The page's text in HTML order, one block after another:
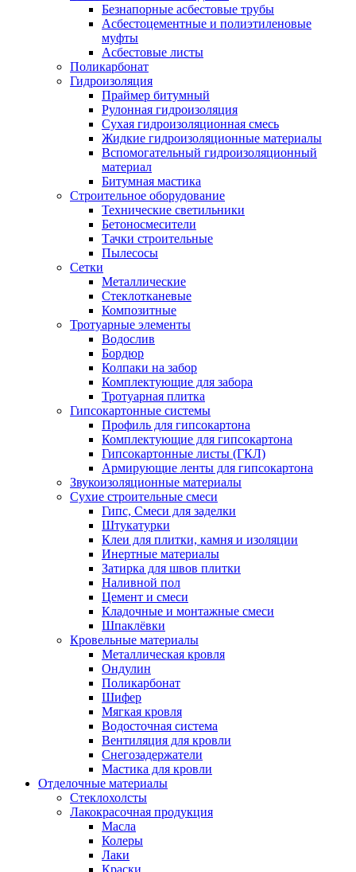
Безнапорные асбестовые трубы
Асбестоцементные и полиэтиленовые
муфты
Асбестовые листы
Поликарбонат
Гидроизоляция
Праймер битумный
Рулонная гидроизоляция
Сухая гидроизоляционная смесь
Жидкие гидроизоляционные материалы
Вспомогательный гидроизоляционный
материал
Битумная мастика
Строительное оборудование
Технические светильники
Бетоносмесители
Тачки строительные
Пылесосы
Сетки
Металлические
Стеклотканевые
Композитные
Тротуарные элементы
Водослив
Бордюр
Колпаки на забор
Комплектующие для забора
Тротуарная плитка
Гипсокартонные системы
Профиль для гипсокартона
Комплектующие для гипсокартона
Гипсокартонные листы (ГКЛ)
Армирующие ленты для гипсокартона
Звукоизоляционные материалы
Сухие строительные смеси
Гипс, Смеси для заделки
Штукатурки
Клеи для плитки, камня и изоляции
Инертные материалы
Затирка для швов плитки
Наливной пол
Цемент и смеси
Кладочные и монтажные смеси
Шпаклёвки
Кровельные материалы
Металлическая кровля
Ондулин
Поликарбонат
Шифер
Мягкая кровля
Водосточная система
Вентиляция для кровли
Снегозадержатели
Мастика для кровли
Отделочные материалы
Стеклохолсты
Лакокрасочная продукция
Масла
Колеры
Лаки
Краски